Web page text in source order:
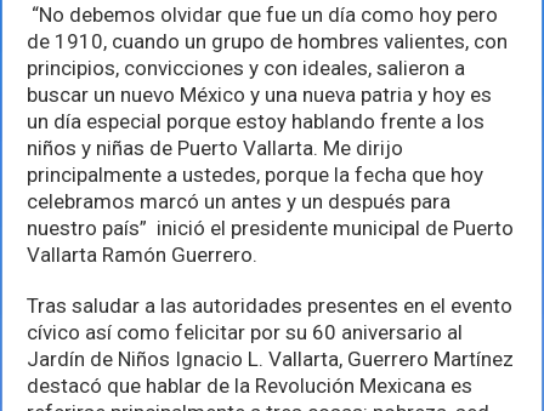
de
la
Revolución
Mexicana
“No debemos olvidar que fue un día como hoy pero
de 1910, cuando un grupo de hombres valientes, con
principios, convicciones y con ideales, salieron a
buscar un nuevo México y una nueva patria y hoy es
un día especial porque estoy hablando frente a los
niños y niñas de Puerto Vallarta. Me dirijo
principalmente a ustedes, porque la fecha que hoy
celebramos marcó un antes y un después para
nuestro país” inició el presidente municipal de Puerto
Vallarta Ramón Guerrero.
Tras saludar a las autoridades presentes en el evento
cívico así como felicitar por su 60 aniversario al
Jardín de Niños Ignacio L. Vallarta, Guerrero Martínez
destacó que hablar de la Revolución Mexicana es